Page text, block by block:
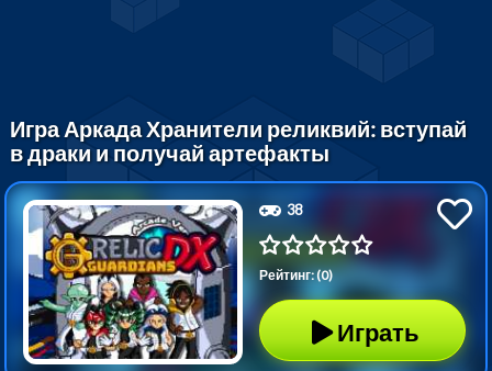
Игра Аркада Хранители реликвий: вступай
в драки и получай артефакты
38
Рейтинг: (0)
Играть